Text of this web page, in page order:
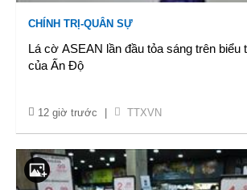
CHÍNH TRỊ-QUÂN SỰ
Lá cờ ASEAN lần đầu tỏa sáng trên
của Ấn Độ
12 giờ trước TTXVN